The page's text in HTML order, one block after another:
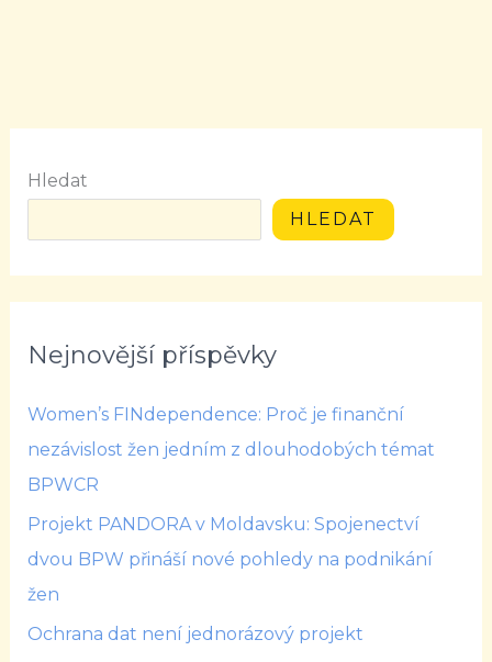
Hledat
HLEDAT
Nejnovější příspěvky
Women’s FINdependence: Proč je finanční
nezávislost žen jedním z dlouhodobých témat
BPWCR
Projekt PANDORA v Moldavsku: Spojenectví
dvou BPW přináší nové pohledy na podnikání
žen
Ochrana dat není jednorázový projekt